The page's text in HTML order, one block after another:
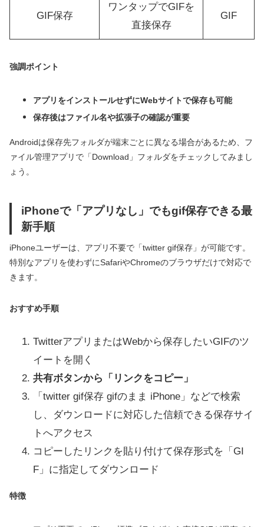
GIF保存
ワンタップでGIFを
直接保存
GIF
強調ポイント
アプリをインストールせずにWebサイトで保存も可能
保存後はファイル名や拡張子の確認が重要
Androidは保存先フォルダが端末ごとに異なる場合があるため、フ
ァイル管理アプリで「Download」フォルダをチェックしてみまし
ょう。
iPhoneで「アプリなし」でもgif保存できる最
新手順
iPhoneユーザーは、アプリ不要で「twitter gif保存」が可能です。
特別なアプリを使わずにSafariやChromeのブラウザだけで対応で
きます。
おすすめ手順
TwitterアプリまたはWebから保存したいGIFのツ
イートを開く
共有ボタンから「リンクをコピー」
「twitter gif保存 gifのまま iPhone」などで検索
し、ダウンロードに対応した信頼できる保存サイ
トへアクセス
コピーしたリンクを貼り付けて保存形式を「GI
F」に指定してダウンロード
特徴